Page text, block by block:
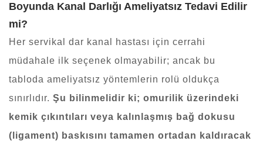
Boyunda Kanal Darlığı Ameliyatsız Tedavi Edilir
mi?
Her servikal dar kanal hastası için cerrahi
müdahale ilk seçenek olmayabilir; ancak bu
tabloda ameliyatsız yöntemlerin rolü oldukça
sınırlıdır. Şu bilinmelidir ki; omurilik üzerindeki
kemik çıkıntıları veya kalınlaşmış bağ dokusu
(ligament) baskısını tamamen ortadan kaldıracak